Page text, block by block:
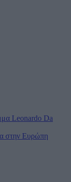
Leonardo Da
στην Ευρώπη